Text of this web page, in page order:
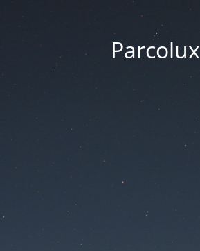
Parcolux